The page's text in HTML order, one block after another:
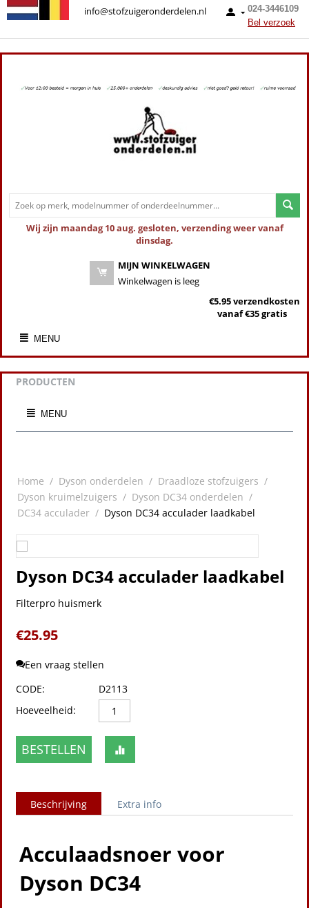
024-3446109
Bel verzoek
info@stofzuigeronderdelen.nl
Wij zijn maandag 10 aug. gesloten, verzending weer vanaf
dinsdag.
MIJN WINKELWAGEN
Winkelwagen is leeg
€5.95 verzendkosten
vanaf €35 gratis
MENU
PRODUCTEN
MENU
Home / Dyson onderdelen / Draadloze stofzuigers /
Dyson kruimelzuigers / Dyson DC34 onderdelen /
DC34 acculader / Dyson DC34 acculader laadkabel
Dyson DC34 acculader laadkabel
Filterpro huismerk
€25.95
Een vraag stellen
CODE:
D2113
Hoeveelheid:
BESTELLEN
Beschrijving Extra info
Acculaadsnoer voor
Dyson DC34